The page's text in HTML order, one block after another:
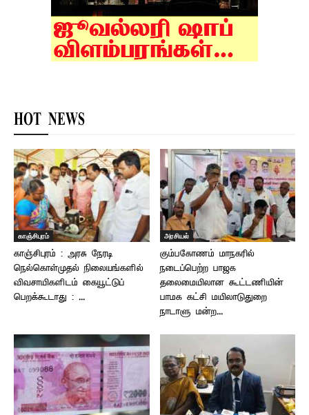
HOT NEWS
காஞ்சிபுரம்
காஞ்சிபுரம் : அரசு நேரடி
நெல்கொள்முதல் நிலையங்களில்
விவசாயிகளிடம் கையூட்டுப்
பெறக்கூடாது : ...
அரசியல்
கும்பகோணம் மாநகரில்
நடைப்பெற்ற பாஜக
தலைமையிலான கூட்டணியின்
பாமக கட்சி மயிலாடுதுறை
நாடாளு மன்ற...